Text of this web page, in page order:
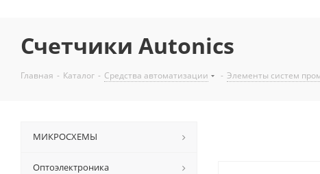
Счетчики Autonics
Главная - Каталог - Средства автоматизации - Элементы систем
МИКРОСХЕМЫ
Оптоэлектроника